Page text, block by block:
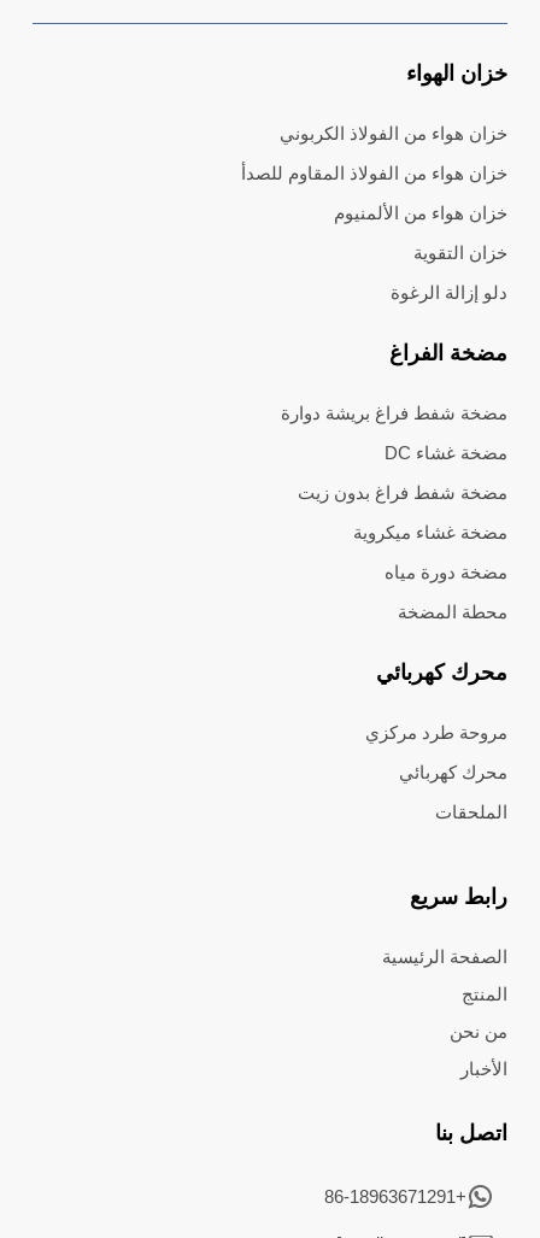
خزان الهواء
خزان هواء من الفولاذ الكربوني
خزان هواء من الفولاذ المقاوم للصدأ
خزان هواء من الألمنيوم
خزان التقوية
دلو إزالة الرغوة
مضخة الفراغ
مضخة شفط فراغ بريشة دوارة
مضخة غشاء DC
مضخة شفط فراغ بدون زيت
مضخة غشاء ميكروية
مضخة دورة مياه
محطة المضخة
محرك كهربائي
مروحة طرد مركزي
محرك كهربائي
الملحقات
رابط سريع
الصفحة الرئيسية
المنتج
من نحن
الأخبار
اتصل بنا
+86-18963671291